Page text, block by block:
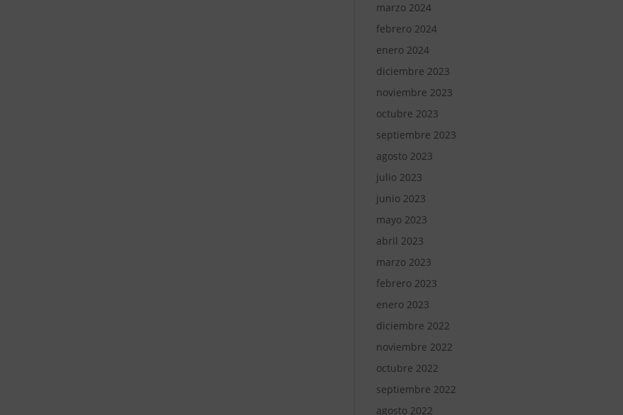
marzo 2024
febrero 2024
enero 2024
diciembre 2023
noviembre 2023
octubre 2023
septiembre 2023
agosto 2023
julio 2023
junio 2023
mayo 2023
abril 2023
marzo 2023
febrero 2023
enero 2023
diciembre 2022
noviembre 2022
octubre 2022
septiembre 2022
agosto 2022